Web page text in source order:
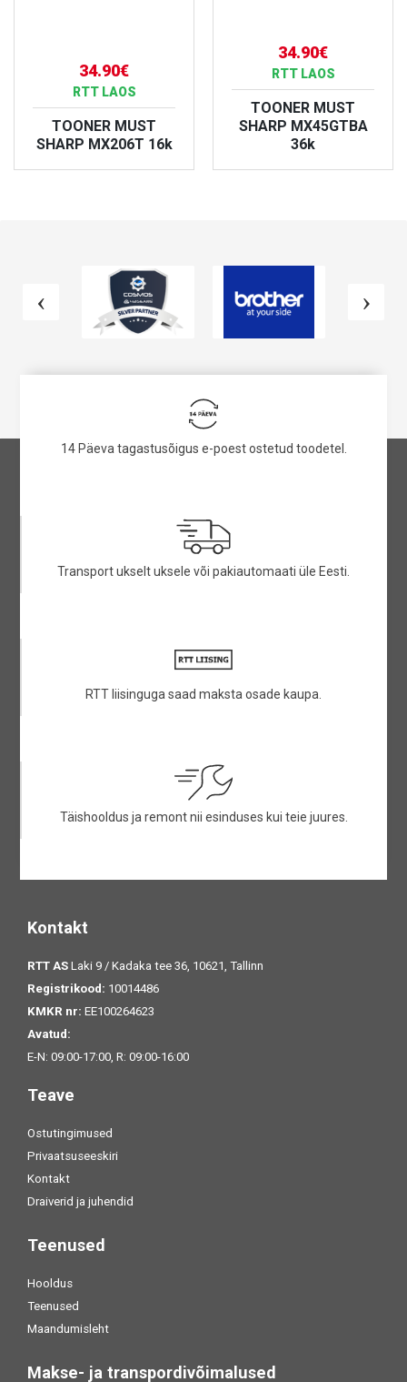
34.90€
RTT LAOS
TOONER MUST
SHARP MX206T 16k
34.90€
RTT LAOS
TOONER MUST
SHARP MX45GTBA
36k
14 Päeva tagastusõigus e-poest ostetud toodetel.
Transport ukselt uksele või pakiautomaati üle Eesti.
RTT liisinguga saad maksta osade kaupa.
Täishooldus ja remont nii esinduses kui teie juures.
Kontakt
RTT AS Laki 9 / Kadaka tee 36, 10621, Tallinn
Registrikood: 10014486
KMKR nr: EE100264623
Avatud:
E-N: 09:00-17:00, R: 09:00-16:00
Teave
Ostutingimused
Privaatsuseeskiri
Kontakt
Draiverid ja juhendid
Teenused
Hooldus
Teenused
Maandumisleht
Makse- ja transpordivõimalused